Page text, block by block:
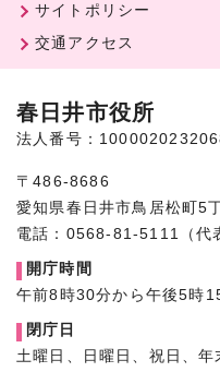
サイトポリシー
交通アクセス
春日井市役所
法人番号：
〒486-8686
愛知県春日井市鳥居松町5
電話：0568-81-5111（代
開庁時間
午前8時30分から午後5時
閉庁日
土曜日、日曜日、祝日、年